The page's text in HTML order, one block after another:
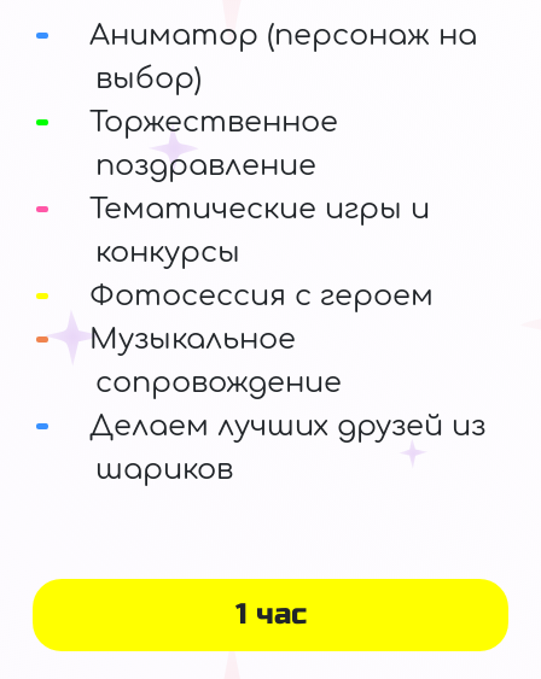
1 час
Аниматор (персонаж на
выбор)
Торжественное
поздравление
Тематические игры и
конкурсы
Фотосессия с героем
Музыкальное
сопровождение
Делаем лучших друзей из
шариков